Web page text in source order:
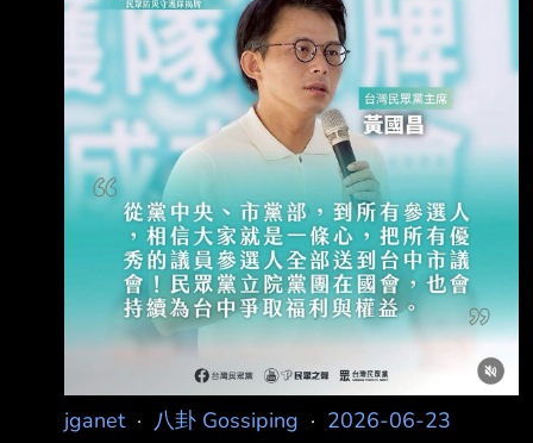
訴，明明 自己在全民調明顯領先，昨（22）日
卻遭到白委兼台中黨部主委陳清龍要求退選，並
問「 如果民調贏的人不能被尊重，那未來誰還
願意相信制度？」。 稱初選明顯領先遭陳清龍
要求退選 邱于珊：當初為什麼還要做民調？
邱于珊今日在臉書發文提問，民調贏了卻被要
jganet· 八卦 Gossiping · 2026-06-23